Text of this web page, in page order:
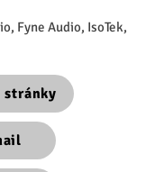
Fyne Audio, IsoTek,
stránky